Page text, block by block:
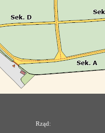
Rząd: